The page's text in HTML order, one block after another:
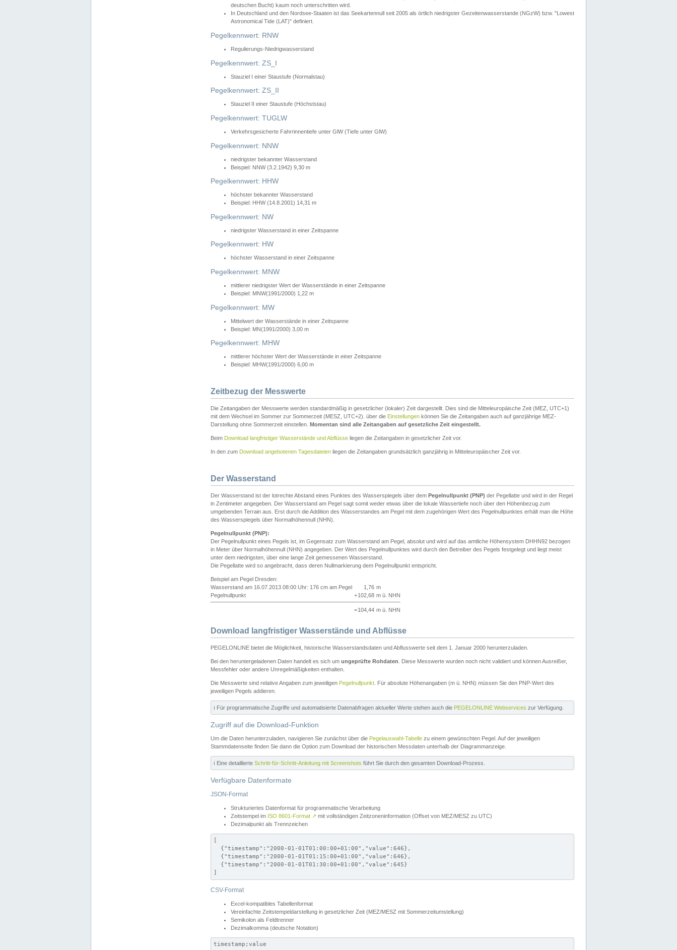
deutschen Bucht) kaum noch unterschritten wird.
In Deutschland und den Nordsee-Staaten ist das Seekartennull seit 2005 als örtlich niedrigster Gezeitenwasserstande (NGzW) bzw. "Lowest
Astronomical Tide (LAT)" definiert.
Pegelkennwert: RNW
Regulierungs-Niedrigwasserstand
Pegelkennwert: ZS_I
Stauziel I einer Staustufe (Normalstau)
Pegelkennwert: ZS_II
Stauziel II einer Staustufe (Höchststau)
Pegelkennwert: TUGLW
Verkehrsgesicherte Fahrrinnentiefe unter GlW (Tiefe unter GlW)
Pegelkennwert: NNW
niedrigster bekannter Wasserstand
Beispiel: NNW (3.2.1942) 9,30 m
Pegelkennwert: HHW
höchster bekannter Wasserstand
Beispiel: HHW (14.8.2001) 14,31 m
Pegelkennwert: NW
niedrigster Wasserstand in einer Zeitspanne
Pegelkennwert: HW
höchster Wasserstand in einer Zeitspanne
Pegelkennwert: MNW
mittlerer niedrigster Wert der Wasserstände in einer Zeitspanne
Beispiel: MNW(1991/2000) 1,22 m
Pegelkennwert: MW
Mittelwert der Wasserstände in einer Zeitspanne
Beispiel: MN(1991/2000) 3,00 m
Pegelkennwert: MHW
mittlerer höchster Wert der Wasserstände in einer Zeitspanne
Beispiel: MHW(1991/2000) 6,00 m
Zeitbezug der Messwerte
Die Zeitangaben der Messwerte werden standardmäßig in gesetzlicher (lokaler) Zeit dargestellt. Dies sind die Mitteleuropäische Zeit (MEZ, UTC+1)
mit dem Wechsel im Sommer zur Sommerzeit (MESZ, UTC+2). über die Einstellungen können Sie die Zeitangaben auch auf ganzjährige MEZ-
Darstellung ohne Sommerzeit einstellen. Momentan sind alle Zeitangaben auf gesetzliche Zeit eingestellt.
Beim Download langfristiger Wasserstände und Abflüsse liegen die Zeitangaben in gesetzlicher Zeit vor.
In den zum Download angebotenen Tagesdateien liegen die Zeitangaben grundsätzlich ganzjährig in Mitteleuropäischer Zeit vor.
Der Wasserstand
Der Wasserstand ist der lotrechte Abstand eines Punktes des Wasserspiegels über dem Pegelnullpunkt (PNP) der Pegellatte und wird in der Regel
in Zentimeter angegeben. Der Wasserstand am Pegel sagt somit weder etwas über die lokale Wassertiefe noch über den Höhenbezug zum
umgebenden Terrain aus. Erst durch die Addition des Wasserstandes am Pegel mit dem zugehörigen Wert des Pegelnullpunktes erhält man die Höhe
des Wasserspiegels über Normalhöhennull (NHN).
Pegelnullpunkt (PNP):
Der Pegelnullpunkt eines Pegels ist, im Gegensatz zum Wasserstand am Pegel, absolut und wird auf das amtliche Höhensystem DHHN92 bezogen
in Meter über Normalhöhennull (NHN) angegeben. Der Wert des Pegelnullpunktes wird durch den Betreiber des Pegels festgelegt und liegt meist
unter dem niedrigsten, über eine lange Zeit gemessenen Wasserstand.
Die Pegellatte wird so angebracht, dass deren Nullmarkierung dem Pegelnullpunkt entspricht.
Beispiel am Pegel Dresden:
Wasserstand am 16.07.2013 08:00 Uhr: 176 cm am Pegel
1,76 m
Pegelnullpunkt
+102,68 m ü. NHN
=104,44 m ü. NHN
Download langfristiger Wasserstände und Abflüsse
PEGELONLINE bietet die Möglichkeit, historische Wasserstandsdaten und Abflusswerte seit dem 1. Januar 2000 herunterzuladen.
Bei den heruntergeladenen Daten handelt es sich um ungeprüfte Rohdaten . Diese Messwerte wurden noch nicht validiert und können Ausreißer,
Messfehler oder andere Unregelmäßigkeiten enthalten.
Die Messwerte sind relative Angaben zum jeweiligen Pegelnullpunkt . Für absolute Höhenangaben (m ü. NHN) müssen Sie den PNP-Wert des
jeweiligen Pegels addieren.
ℹ️ Für programmatische Zugriffe und automatisierte Datenabfragen aktueller Werte stehen auch die PEGELONLINE Webservices zur Verfügung.
Zugriff auf die Download-Funktion
Um die Daten herunterzuladen, navigieren Sie zunächst über die Pegelauswahl-Tabelle zu einem gewünschten Pegel. Auf der jeweiligen
Stammdatenseite finden Sie dann die Option zum Download der historischen Messdaten unterhalb der Diagrammanzeige.
ℹ️ Eine detaillierte Schritt-für-Schritt-Anleitung mit Screenshots führt Sie durch den gesamten Download-Prozess.
Verfügbare Datenformate
JSON-Format
Strukturiertes Datenformat für programmatische Verarbeitung
Zeitstempel im ISO 8601-Format ↗ mit vollständigen Zeitzoneninformation (Offset von MEZ/MESZ zu UTC)
Dezimalpunkt als Trennzeichen
[
  {"timestamp":"2000-01-01T01:00:00+01:00","value":646},
  {"timestamp":"2000-01-01T01:15:00+01:00","value":646},
  {"timestamp":"2000-01-01T01:30:00+01:00","value":645}
]
CSV-Format
Excel-kompatibles Tabellenformat
Vereinfachte Zeitstempeldarstellung in gesetzlicher Zeit (MEZ/MESZ mit Sommerzeitumstellung)
Semikolon als Feldtrenner
Dezimalkomma (deutsche Notation)
timestamp;value